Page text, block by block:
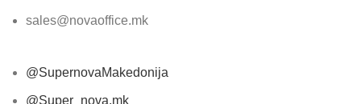
sales@novaoffice.mk
@SupernovaMakedonija
@Super_nova.mk